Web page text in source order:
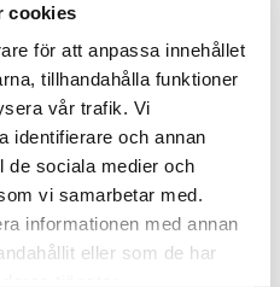
cookies
för att anpassa innehållet
tillhandahålla funktioner
vår trafik. Vi
identifierare och annan
de sociala medier och
vi samarbetar med.
informationen med annan
eller som de har
Smart
avhämtning
varukorg